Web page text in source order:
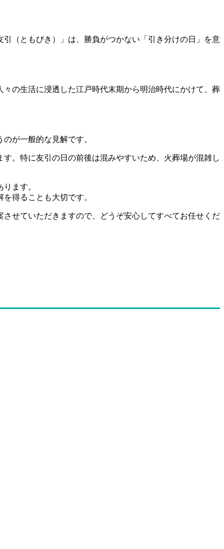
（ともびき）」は、勝負がつかない「引き分けの日」を意
の生活に浸透した江戸時代末期から明治時代にかけて、葬
が一般的な見解です。
。特に友引の日の前後は混みやすいため、火葬場が混雑し
ます。
得ることも大切です。
せていただきますので、どうぞ安心してすべてお任せくだ